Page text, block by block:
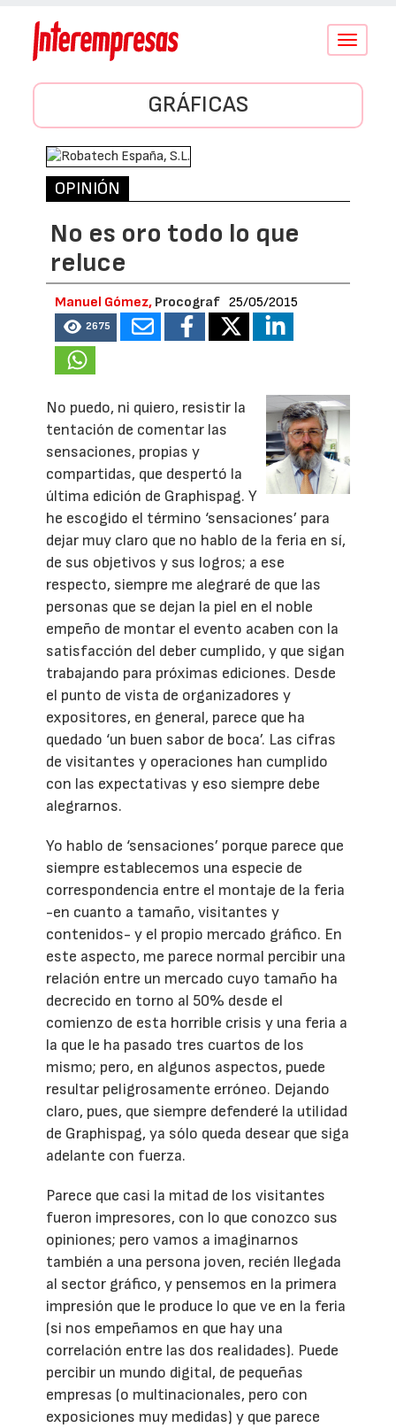
Conmutar
GRÁFICAS
OPINIÓN
No es oro todo lo que
reluce
Manuel Gómez, Procograf 25/05/2015
2675
No puedo, ni quiero, resistir la
tentación de comentar las
sensaciones, propias y
compartidas, que despertó la
última edición de Graphispag. Y
he escogido el término ‘sensaciones’ para
dejar muy claro que no hablo de la feria en sí,
de sus objetivos y sus logros; a ese
respecto, siempre me alegraré de que las
personas que se dejan la piel en el noble
empeño de montar el evento acaben con la
satisfacción del deber cumplido, y que sigan
trabajando para próximas ediciones. Desde
el punto de vista de organizadores y
expositores, en general, parece que ha
quedado ‘un buen sabor de boca’. Las cifras
de visitantes y operaciones han cumplido
con las expectativas y eso siempre debe
alegrarnos.
Yo hablo de ‘sensaciones’ porque parece que
siempre establecemos una especie de
correspondencia entre el montaje de la feria
-en cuanto a tamaño, visitantes y
contenidos- y el propio mercado gráfico. En
este aspecto, me parece normal percibir una
relación entre un mercado cuyo tamaño ha
decrecido en torno al 50% desde el
comienzo de esta horrible crisis y una feria a
la que le ha pasado tres cuartos de los
mismo; pero, en algunos aspectos, puede
resultar peligrosamente erróneo. Dejando
claro, pues, que siempre defenderé la utilidad
de Graphispag, ya sólo queda desear que siga
adelante con fuerza.
Parece que casi la mitad de los visitantes
fueron impresores, con lo que conozco sus
opiniones; pero vamos a imaginarnos
también a una persona joven, recién llegada
al sector gráfico, y pensemos en la primera
impresión que le produce lo que ve en la feria
(si nos empeñamos en que hay una
correlación entre las dos realidades). Puede
percibir un mundo digital, de pequeñas
empresas (o multinacionales, pero con
exposiciones muy medidas) y que parece